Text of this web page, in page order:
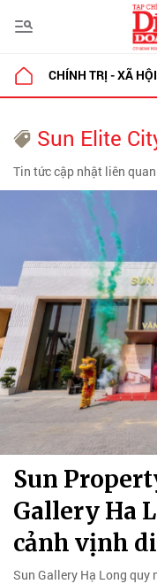
CHÍNH TRỊ - XÃ HỘI
Sun Elite
Tin tức cập nhật liên
Sun
Gallery Ha
cảnh vịnh
Sun Gallery Hạ Long quy